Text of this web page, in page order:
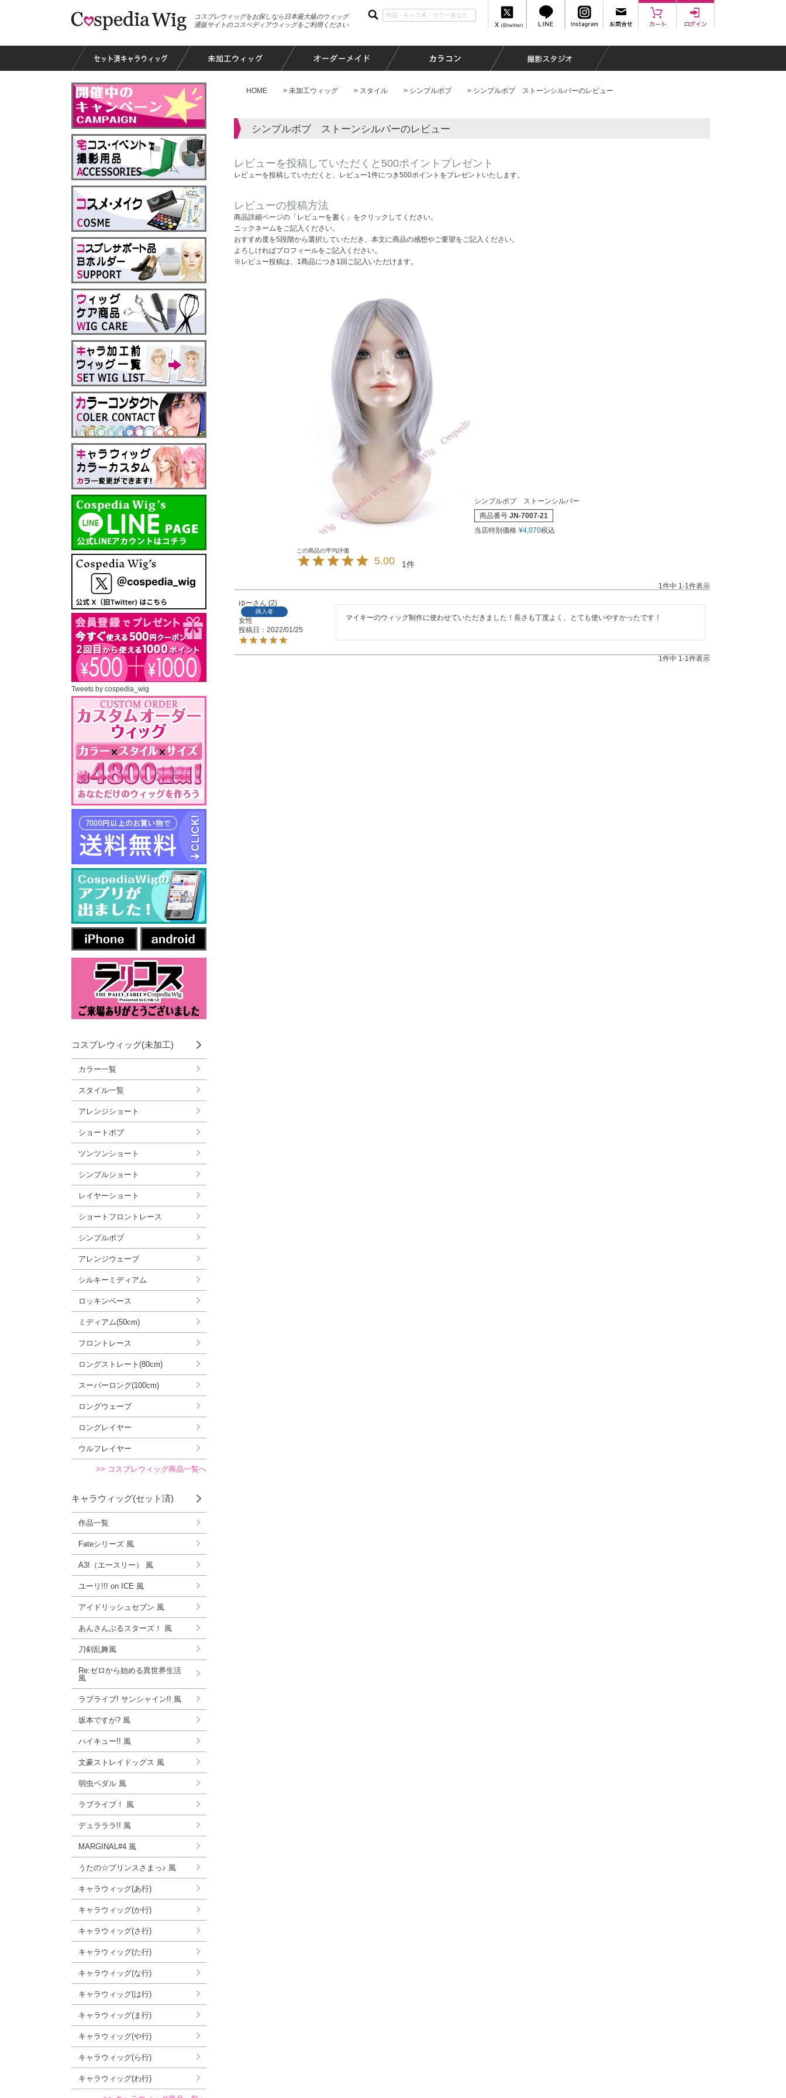
コスプレウィッグをお探しなら日本最大級のウィッグ
通販サイトのコスペディアウィッグをご利用ください
HOME 未加工ウィッグ スタイル シンプルボブ シンプルボブ ストーンシルバーのレビュー
シンプルボブ ストーンシルバーのレビュー
レビューを投稿していただくと500ポイントプレゼント
レビューを投稿していただくと、レビュー1件につき500ポイントをプレゼントいたします。
レビューの投稿方法
商品詳細ページの「レビューを書く」をクリックしてください。
ニックネームをご記入ください。
おすすめ度を5段階から選択していただき、本文に商品の感想やご要望をご記入ください。
よろしければプロフィールをご記入ください。
※レビュー投稿は、1商品につき1回ご記入いただけます。
シンプルボブ ストーンシルバー
商品番号 JN-7007-21
当店特別価格 ¥4,070税込
5.00 1
1件中 1-1件表示
ゆー 2
購入者
女性
投稿日
2022/01/25
マイキーのウィッグ制作に使わせていただきました！長さも丁度よく、とても使いやすかったです！
1件中 1-1件表示
Tweets by cospedia_wig
コスプレウィッグ(未加工)
カラー一覧
スタイル一覧
アレンジショート
ショートボブ
ツンツンショート
シンプルショート
レイヤーショート
ショートフロントレース
シンプルボブ
アレンジウェーブ
シルキーミディアム
ロッキンベース
ミディアム(50cm)
フロントレース
ロングストレート(80cm)
スーパーロング(100cm)
ロングウェーブ
ロングレイヤー
ウルフレイヤー
>> コスプレウィッグ商品一覧へ
キャラウィッグ(セット済)
作品一覧
Fateシリーズ 風
A3!（エースリー） 風
ユーリ!!! on ICE 風
アイドリッシュセブン 風
あんさんぶるスターズ！ 風
刀剣乱舞風
Re:ゼロから始める異世界生活
風
ラブライブ! サンシャイン!! 風
坂本ですが? 風
ハイキュー!! 風
文豪ストレイドッグス 風
弱虫ペダル 風
ラブライブ！ 風
デュラララ!! 風
MARGINAL#4 風
うたの☆プリンスさまっ♪ 風
キャラウィッグ(あ行)
キャラウィッグ(か行)
キャラウィッグ(さ行)
キャラウィッグ(た行)
キャラウィッグ(な行)
キャラウィッグ(は行)
キャラウィッグ(ま行)
キャラウィッグ(や行)
キャラウィッグ(ら行)
キャラウィッグ(わ行)